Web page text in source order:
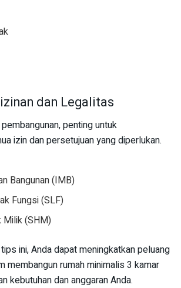
dan Legalitas
penting untuk
izin dan persetujuan yang diperlukan.
Bangunan (IMB)
Fungsi (SLF)
Milik (SHM)
ini, Anda dapat meningkatkan peluang
membangun rumah minimalis 3 kamar
kebutuhan dan anggaran Anda.